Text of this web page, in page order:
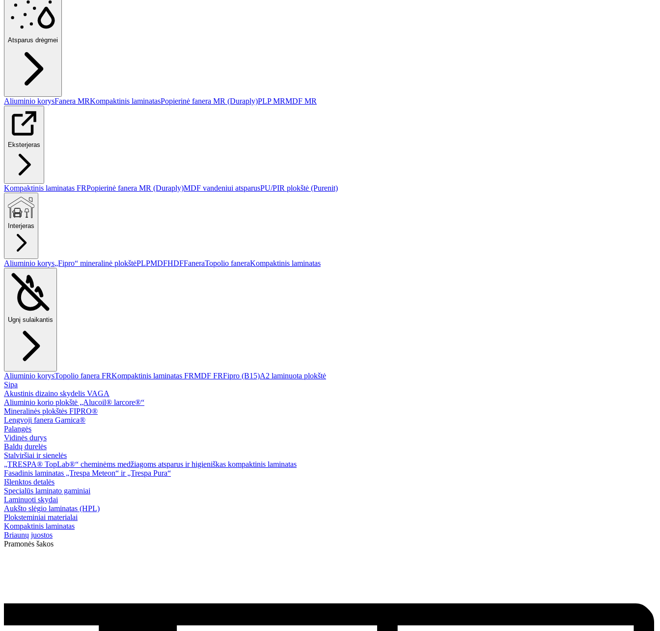
Atsparus drėgmei
Aliuminio korysFanera MRKompaktinis laminatasPopierinė fanera MR (Duraply)PLP MRMDF MR
Eksterjeras
Kompaktinis laminatas FRPopierinė fanera MR (Duraply)MDF vandeniui atsparusPU/PIR plokštė (Purenit)
Interjeras
Aliuminio korys„Fipro“ mineralinė plokštėPLPMDFHDFFaneraTopolio faneraKompaktinis laminatas
Ugnį sulaikantis
Aliuminio korysTopolio fanera FRKompaktinis laminatas FRMDF FRFipro (B15)A2 laminuota plokštė
Sipa
Akustinis dizaino skydelis VAGA
Aliuminio korio plokštė „Alucoil® larcore®“
Mineralinės plokštės FIPRO®
Lengvoji fanera Garnica®
Palangės
Vidinės durys
Baldų durelės
Stalviršiai ir sienelės
„TRESPA® TopLab®“ cheminėms medžiagoms atsparus ir higieniškas kompaktinis laminatas
Fasadinis laminatas „Trespa Meteon“ ir „Trespa Pura“
Išlenktos detalės
Specialūs laminato gaminiai
Laminuoti skydai
Aukšto slėgio laminatas (HPL)
Ploksteminiai materialai
Kompaktinis laminatas
Briaunų juostos
Pramonės šakos